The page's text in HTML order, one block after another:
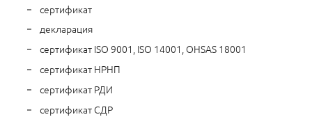
сертификат
декларация
сертификат ISO 9001, ISO 14001, OHSAS 18001
сертификат НРНП
сертификат РДИ
сертификат СДР